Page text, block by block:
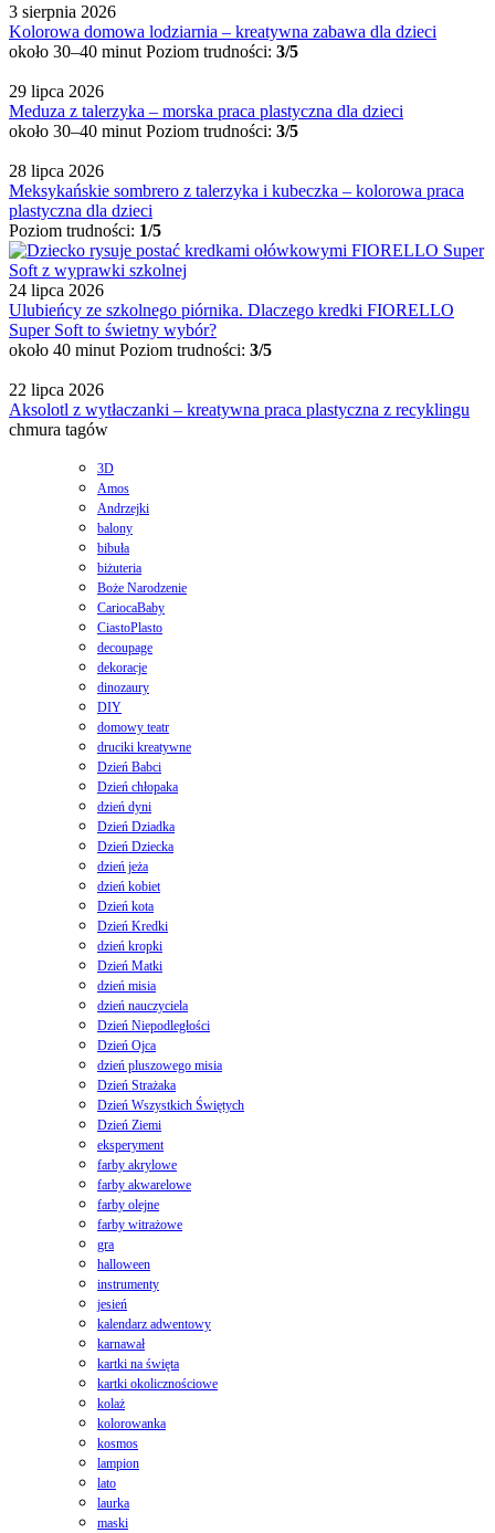
3 sierpnia 2026
Kolorowa domowa lodziarnia – kreatywna zabawa dla dzieci
około 30–40 minut Poziom trudności: 3/5
29 lipca 2026
Meduza z talerzyka – morska praca plastyczna dla dzieci
około 30–40 minut Poziom trudności: 3/5
28 lipca 2026
Meksykańskie sombrero z talerzyka i kubeczka – kolorowa praca
plastyczna dla dzieci
Poziom trudności: 1/5
24 lipca 2026
Ulubieńcy ze szkolnego piórnika. Dlaczego kredki FIORELLO
Super Soft to świetny wybór?
około 40 minut Poziom trudności: 3/5
22 lipca 2026
Aksolotl z wytłaczanki – kreatywna praca plastyczna z recyklingu
chmura tagów
3D
Amos
Andrzejki
balony
bibuła
biżuteria
Boże Narodzenie
CariocaBaby
CiastoPlasto
decoupage
dekoracje
dinozaury
DIY
domowy teatr
druciki kreatywne
Dzień Babci
Dzień chłopaka
dzień dyni
Dzień Dziadka
Dzień Dziecka
dzień jeża
dzień kobiet
Dzień kota
Dzień Kredki
dzień kropki
Dzień Matki
dzień misia
dzień nauczyciela
Dzień Niepodległości
Dzień Ojca
dzień pluszowego misia
Dzień Strażaka
Dzień Wszystkich Świętych
Dzień Ziemi
eksperyment
farby akrylowe
farby akwarelowe
farby olejne
farby witrażowe
gra
halloween
instrumenty
jesień
kalendarz adwentowy
karnawał
kartki na święta
kartki okolicznościowe
kolaż
kolorowanka
kosmos
lampion
lato
laurka
maski